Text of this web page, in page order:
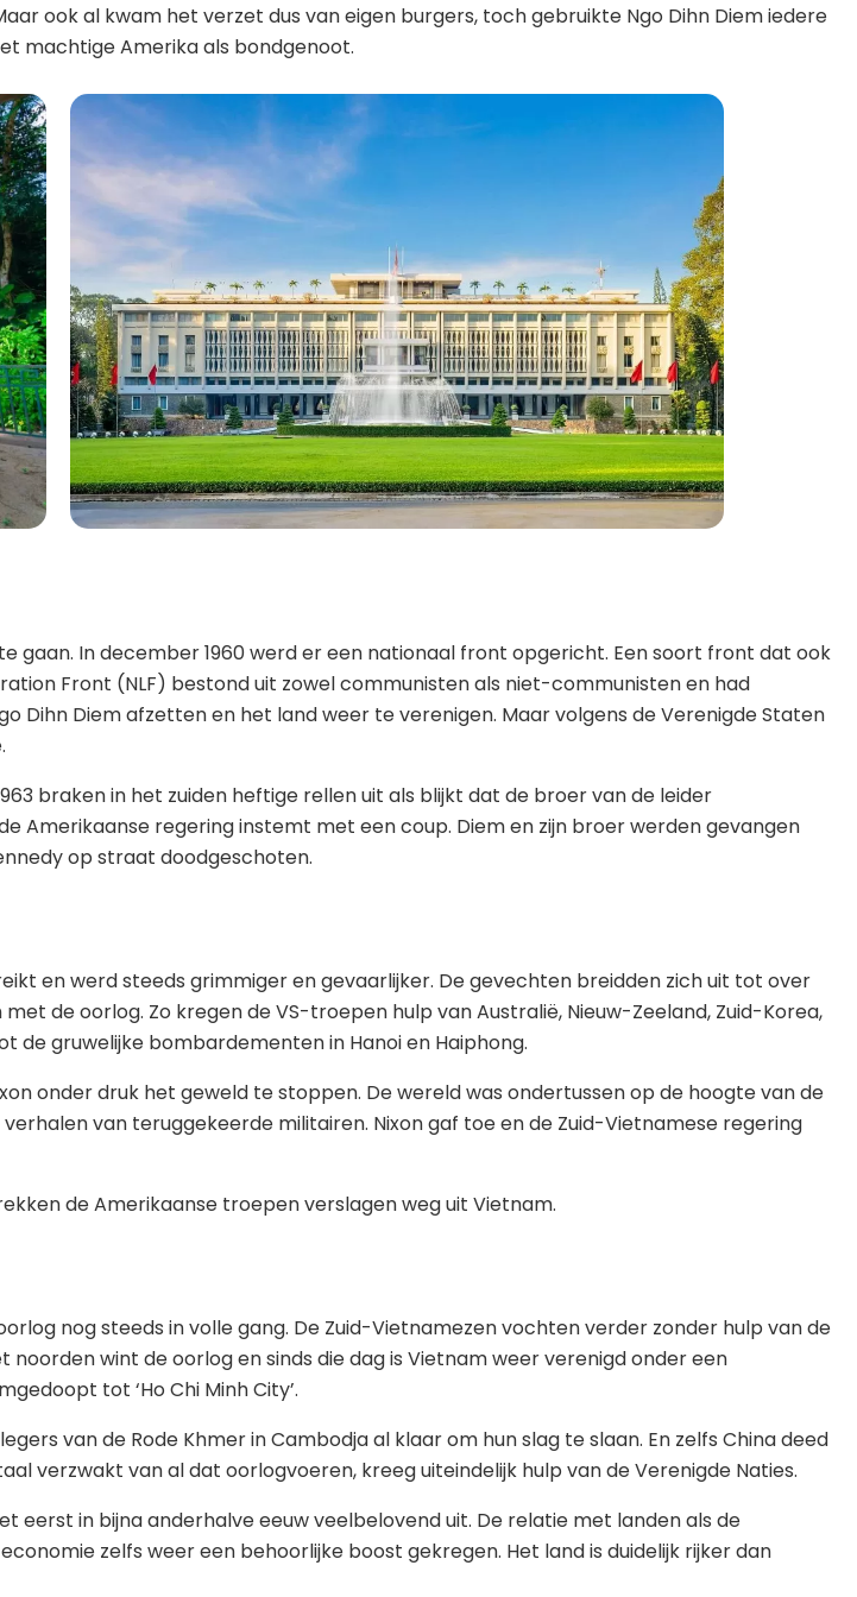
ook al kwam het verzet dus van eigen burgers, toch gebruikte Ngo Dihn Diem iedere
machtige Amerika als bondgenoot.
In december 1960 werd er een nationaal front opgericht. Een soort front dat ook
Front (NLF) bestond uit zowel communisten als niet-communisten en had
Dihn Diem afzetten en het land weer te verenigen. Maar volgens de Verenigde Staten
braken in het zuiden heftige rellen uit als blijkt dat de broer van de leider
Amerikaanse regering instemt met een coup. Diem en zijn broer werden gevangen
op straat doodgeschoten.
en werd steeds grimmiger en gevaarlijker. De gevechten breidden zich uit tot over
de oorlog. Zo kregen de VS-troepen hulp van Australië, Nieuw-Zeeland, Zuid-Korea,
de gruwelijke bombardementen in Hanoi en Haiphong.
onder druk het geweld te stoppen. De wereld was ondertussen op de hoogte van de
van teruggekeerde militairen. Nixon gaf toe en de Zuid-Vietnamese regering
de Amerikaanse troepen verslagen weg uit Vietnam.
nog steeds in volle gang. De Zuid-Vietnamezen vochten verder zonder hulp van de
wint de oorlog en sinds die dag is Vietnam weer verenigd onder een
tot ‘Ho Chi Minh City’.
van de Rode Khmer in Cambodja al klaar om hun slag te slaan. En zelfs China deed
verzwakt van al dat oorlogvoeren, kreeg uiteindelijk hulp van de Verenigde Naties.
eerst in bijna anderhalve eeuw veelbelovend uit. De relatie met landen als de
zelfs weer een behoorlijke boost gekregen. Het land is duidelijk rijker dan